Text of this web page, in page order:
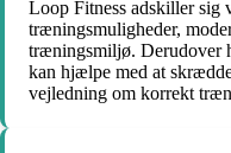
Loop Fitness adskiller sig
træningsmuligheder,
træningsmiljø. Derudover
kan hjælpe med at
vejledning om korrekt